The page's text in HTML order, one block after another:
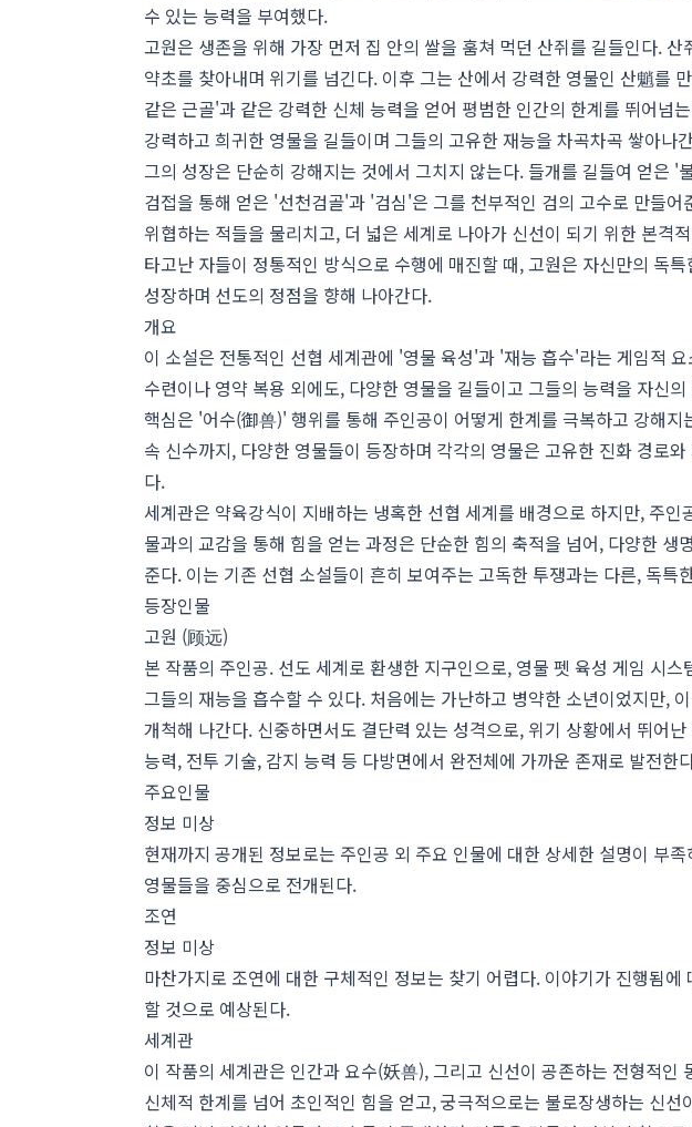
수 있는 능력을 부여했다.
고원은 생존을 위해 가장 먼저 집 안의 쌀을 훔쳐 먹던 산쥐를 길들인다.
약초를 찾아내며 위기를 넘긴다. 이후 그는 산에서 강력한 영물인 산魈를
같은 근골'과 같은 강력한 신체 능력을 얻어 평범한 인간의 한계를 뛰어넘
강력하고 희귀한 영물을 길들이며 그들의 고유한 재능을 차곡차곡 쌓아나
그의 성장은 단순히 강해지는 것에서 그치지 않는다. 들개를 길들여 얻은 '
검접을 통해 얻은 '선천검골'과 '검심'은 그를 천부적인 검의 고수로 만들
위협하는 적들을 물리치고, 더 넓은 세계로 나아가 신선이 되기 위한 본격
타고난 자들이 정통적인 방식으로 수행에 매진할 때, 고원은 자신만의 독
성장하며 선도의 정점을 향해 나아간다.
개요
이 소설은 전통적인 선협 세계관에 '영물 육성'과 '재능 흡수'라는 게임적
수련이나 영약 복용 외에도, 다양한 영물을 길들이고 그들의 능력을 자신
핵심은 '어수(御兽)' 행위를 통해 주인공이 어떻게 한계를 극복하고 강해
속 신수까지, 다양한 영물들이 등장하며 각각의 영물은 고유한 진화 경로
다.
세계관은 약육강식이 지배하는 냉혹한 선협 세계를 배경으로 하지만, 주
물과의 교감을 통해 힘을 얻는 과정은 단순한 힘의 축적을 넘어, 다양한 생
준다. 이는 기존 선협 소설들이 흔히 보여주는 고독한 투쟁과는 다른, 독특
등장인물
고원 (顾远)
본 작품의 주인공. 선도 세계로 환생한 지구인으로, 영물 펫 육성 게임 시
그들의 재능을 흡수할 수 있다. 처음에는 가난하고 병약한 소년이었지만,
개척해 나간다. 신중하면서도 결단력 있는 성격으로, 위기 상황에서 뛰어
능력, 전투 기술, 감지 능력 등 다방면에서 완전체에 가까운 존재로 발전한
주요인물
정보 미상
현재까지 공개된 정보로는 주인공 외 주요 인물에 대한 상세한 설명이 부
영물들을 중심으로 전개된다.
조연
정보 미상
마찬가지로 조연에 대한 구체적인 정보는 찾기 어렵다. 이야기가 진행됨
할 것으로 예상된다.
세계관
이 작품의 세계관은 인간과 요수(妖兽), 그리고 신선이 공존하는 전형적인
신체적 한계를 넘어 초인적인 힘을 얻고, 궁극적으로는 불로장생하는 신